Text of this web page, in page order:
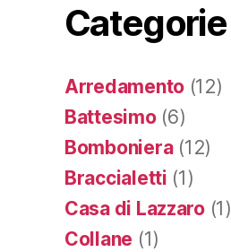
Categorie
Arredamento (12)
Battesimo(6)
Bomboniera(12)
Braccialetti (1)
Casa di Lazzaro(1)
Collane (1)